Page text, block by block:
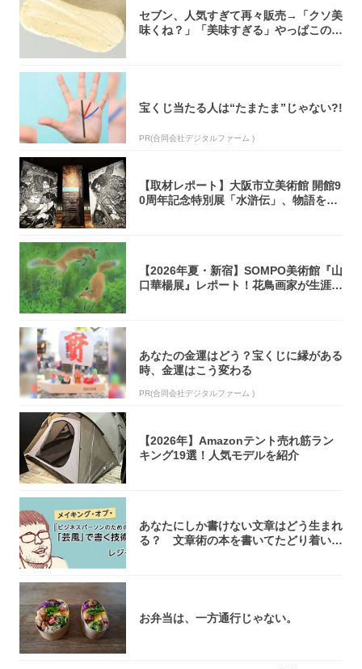
セブン、人気すぎて再々販売→「クソ美
味くね？」「美味すぎる」やっぱこのク
宝くじ当たる人は“たまたま”じゃない?!
PR(合同会社デジタルファーム )
【取材レポート】大阪市立美術館 開館9
0周年記念特別展「水滸伝」、物語を知
【2026年夏・新宿】SOMPO美術館『山
口華楊展』レポート！花鳥画家が生涯描
あなたの金運はどう？宝くじに縁がある
時、金運はこう変わる
PR(合同会社デジタルファーム )
【2026年】Amazonテント売れ筋ラン
キング19選！人気モデルを紹介
あなたにしか書けない文章はどう生まれ
る？ 文章術の本を書いてたどり着いた
お弁当は、一方通行じゃない。